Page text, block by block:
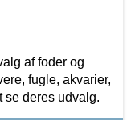
af foder og
fugle, akvarier,
se deres udvalg.